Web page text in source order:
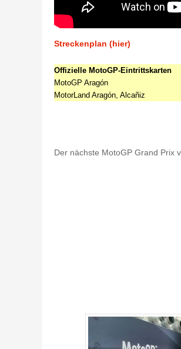
Streckenplan (hier)
Offizielle MotoGP-Eintrittskarten
MotoGP Aragón
MotorLand Aragón, Alcañiz
Der nächste MotoGP Grand Prix